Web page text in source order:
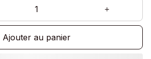
Ajouter au panier